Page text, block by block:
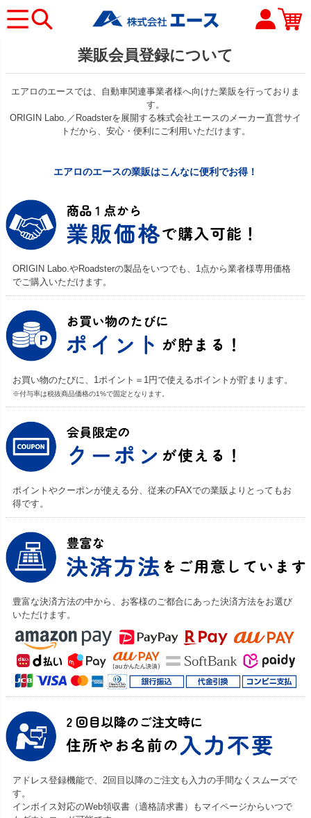
業販会員登録について
エアロのエースでは、自動車関連事業者様へ向けた業販を行っておりま
す。
ORIGIN Labo.／Roadsterを展開する株式会社エースのメーカー直営サイ
トだから、安心・便利にご利用いただけます。
エアロのエースの業販はこんなに便利でお得！
ORIGIN Labo.やRoadsterの製品をいつでも、1点から業者様専用価格
でご購入いただけます。
お買い物のたびに、1ポイント＝1円で使えるポイントが貯まります。
※付与率は税抜商品価格の1%で固定となります。
ポイントやクーポンが使える分、従来のFAXでの業販よりとってもお
得です。
豊富な決済方法の中から、お客様のご都合にあった決済方法をお選び
いただけます。
アドレス登録機能で、2回目以降のご注文も入力の手間なくスムーズで
す。
インボイス対応のWeb領収書（適格請求書）もマイページからいつで